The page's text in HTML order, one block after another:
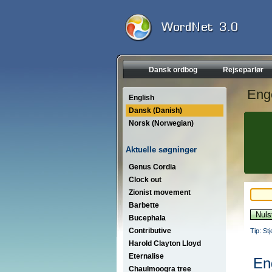
Dansk ordbog Rejseparlør
English
Dansk (Danish)
Norsk (Norwegian)
Aktuelle søgninger
Genus Cordia
Clock out
Zionist movement
Barbette
Bucephala
Contributive
Harold Clayton Lloyd
Eternalise
Chaulmoogra tree
Tip: